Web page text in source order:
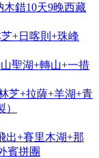
木錯10天9晚西藏
+日喀則+珠峰
聖湖+轉山+一措
芝+拉薩+羊湖+青
出+賽里木湖+那
賓拼團